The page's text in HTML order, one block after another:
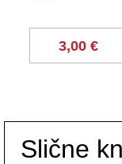
3,00 €
Slične